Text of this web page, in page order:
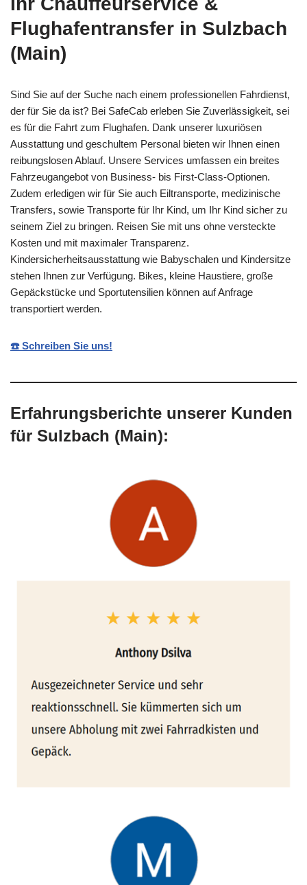
Flughafentransfer in Sulzbach
(Main)
Sind Sie auf der Suche nach einem professionellen Fahrdienst,
der für Sie da ist? Bei SafeCab erleben Sie Zuverlässigkeit, sei
es für die Fahrt zum Flughafen. Dank unserer luxuriösen
Ausstattung und geschultem Personal bieten wir Ihnen einen
reibungslosen Ablauf. Unsere Services umfassen ein breites
Fahrzeugangebot von Business- bis First-Class-Optionen.
Zudem erledigen wir für Sie auch Eiltransporte, medizinische
Transfers, sowie Transporte für Ihr Kind, um Ihr Kind sicher zu
seinem Ziel zu bringen. Reisen Sie mit uns ohne versteckte
Kosten und mit maximaler Transparenz.
Kindersicherheitsausstattung wie Babyschalen und Kindersitze
stehen Ihnen zur Verfügung. Bikes, kleine Haustiere, große
Gepäckstücke und Sportutensilien können auf Anfrage
transportiert werden.
☎️ Schreiben Sie uns!
Erfahrungsberichte unserer Kunden
für Sulzbach (Main):